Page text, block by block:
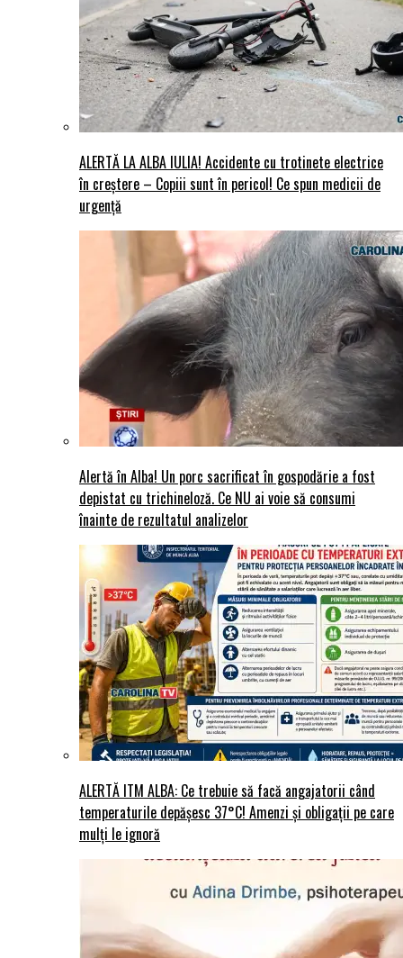
ALERTĂ LA ALBA IULIA! Accidente cu trotinete electrice
în creștere – Copiii sunt în pericol! Ce spun medicii de
urgență
Alertă în Alba! Un porc sacrificat în gospodărie a fost
depistat cu trichineloză. Ce NU ai voie să consumi
înainte de rezultatul analizelor
ALERTĂ ITM ALBA: Ce trebuie să facă angajatorii când
temperaturile depășesc 37°C! Amenzi și obligații pe care
mulți le ignoră